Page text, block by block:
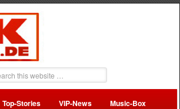
Top-Stories VIP-News Music-Box